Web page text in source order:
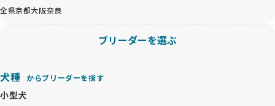
全県京都大阪奈良
ブリーダーを選ぶ
犬種 からブリーダーを探す
小型犬